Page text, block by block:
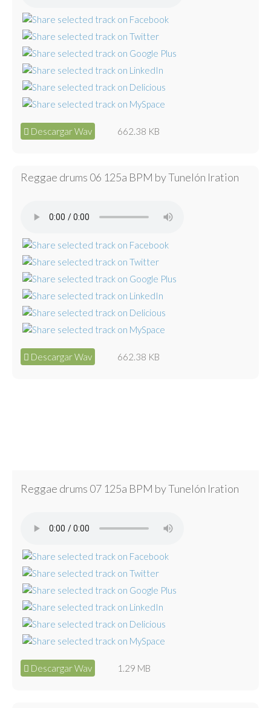
Descargar Wav 662.38 KB
Reggae drums 06 125a BPM by Tunelón Iration
Descargar Wav 662.38 KB
Reggae drums 07 125a BPM by Tunelón Iration
Descargar Wav 1.29 MB